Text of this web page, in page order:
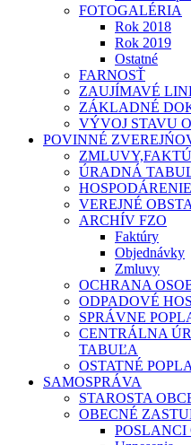
FOTOGALÉRIA
Rok 2018
Rok 2019
Ostatné
FARNOSŤ
ZAUJÍMAVÉ
ZÁKLADNÉ
VÝVOJ STAVU
POVINNÉ
ÚRADNÁ
HOSPODÁRENIE
VEREJNÉ
ARCHÍV FZO
Faktúry
Objednávky
Zmluvy
OCHRANA
ODPADOVÉ
SPRÁVNE
CENTRÁLNA
TABUĽA
OSTATNÉ
SAMOSPRÁVA
STAROSTA
OBECNÉ
POSLANCI